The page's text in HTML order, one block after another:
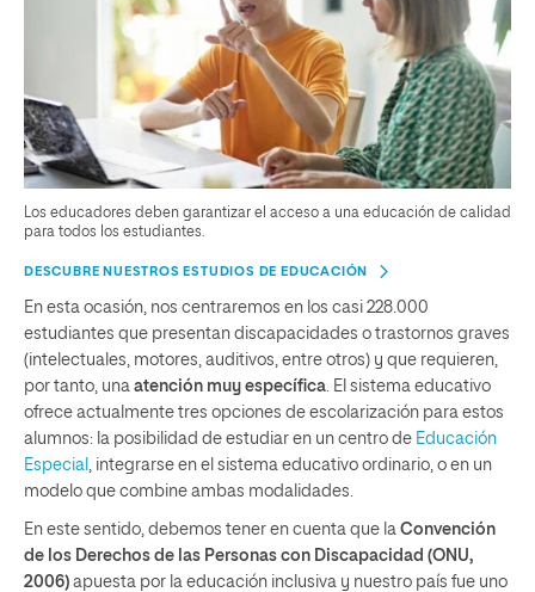
Los educadores deben garantizar el acceso a una educación de calidad
para todos los estudiantes.
DESCUBRE NUESTROS ESTUDIOS DE EDUCACIÓN
En esta ocasión, nos centraremos en los casi 228.000
estudiantes que presentan discapacidades o trastornos graves
(intelectuales, motores, auditivos, entre otros) y que requieren,
por tanto, una atención muy específica . El sistema educativo
ofrece actualmente tres opciones de escolarización para estos
alumnos: la posibilidad de estudiar en un centro de Educación
Especial
, integrarse en el sistema educativo ordinario, o en un
modelo que combine ambas modalidades.
En este sentido, debemos tener en cuenta que la Convención
de los Derechos de las Personas con Discapacidad (ONU,
2006) apuesta por la educación inclusiva y nuestro país fue uno